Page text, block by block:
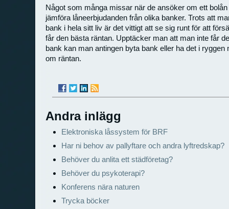
Något som många missar när de ansöker om ett
jämföra låneerbjudanden från olika banker. Trots att
bank i hela sitt liv är det vittigt att se sig runt för att
får den bästa räntan. Upptäcker man att man inte får
bank kan man antingen byta bank eller ha det i ryggen
om räntan.
Andra inlägg
Elektroniska låssystem för BRF
Har ni behov av pallyftare och andra lyftredskap?
Behöver du anlita ett städföretag?
Behöver du psykoterapi?
Konferens nära naturen
Trycka böcker